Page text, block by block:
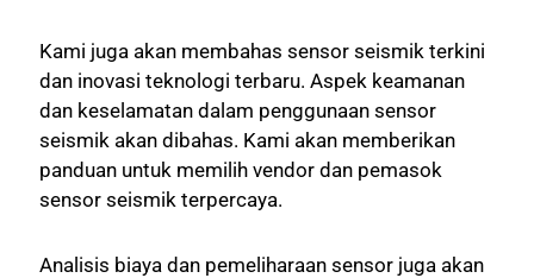
Kami juga akan membahas sensor seismik terkini
dan inovasi teknologi terbaru. Aspek keamanan
dan keselamatan dalam penggunaan sensor
seismik akan dibahas. Kami akan memberikan
panduan untuk memilih vendor dan pemasok
sensor seismik terpercaya.
Analisis biaya dan pemeliharaan sensor juga akan